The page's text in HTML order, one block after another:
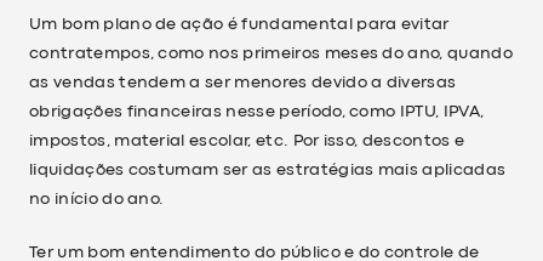
Um bom plano de ação é fundamental para evitar
contratempos, como nos primeiros meses do ano, quando
as vendas tendem a ser menores devido a diversas
obrigações financeiras nesse período, como IPTU, IPVA,
impostos, material escolar, etc. Por isso, descontos e
liquidações costumam ser as estratégias mais aplicadas
no início do ano.
Ter um bom entendimento do público e do controle de